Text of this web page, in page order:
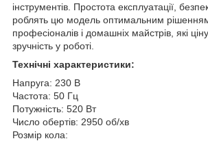
інструментів. Простота експлуатації,
роблять цю модель оптимальним
професіоналів і домашніх майстрів, які
зручність у роботі.
Технічні характеристики:
Напруга: 230 В
Частота: 50 Гц
Потужність: 520 Вт
Число обертів: 2950 об/хв
Розмір кола: